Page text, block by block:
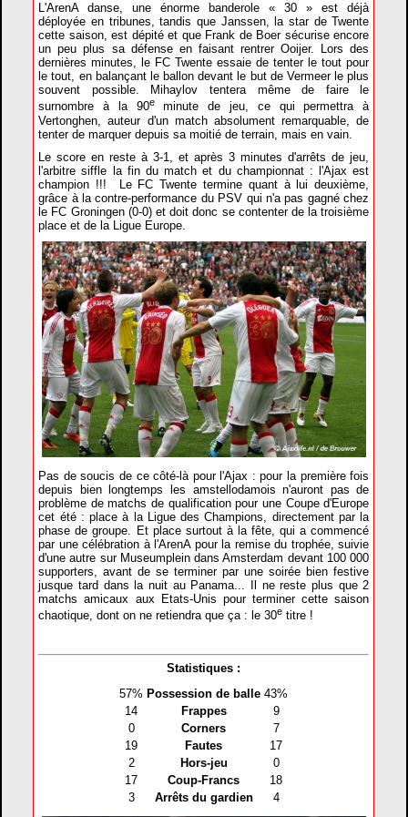
L'ArenA danse, une énorme banderole « 30 » est déjà
déployée en tribunes, tandis que Janssen, la star de Twente
cette saison, est dépité et que Frank de Boer sécurise encore
un peu plus sa défense en faisant rentrer Ooijer. Lors des
dernières minutes, le FC Twente essaie de tenter le tout pour
le tout, en balançant le ballon devant le but de Vermeer le plus
souvent possible. Mihaylov tentera même de faire le
surnombre à la 90eminute de jeu, ce qui permettra à
Vertonghen, auteur d'un match absolument remarquable, de
tenter de marquer depuis sa moitié de terrain, mais en vain.
Le score en reste à 3-1, et après 3 minutes d'arrêts de jeu,
l'arbitre siffle la fin du match et du championnat : l'Ajax est
champion !!! Le FC Twente termine quant à lui deuxième,
grâce à la contre-performance du PSV qui n'a pas gagné chez
le FC Groningen (0-0) et doit donc se contenter de la troisième
place et de la Ligue Europe.
Pas de soucis de ce côté-là pour l'Ajax : pour la première fois
depuis bien longtemps les amstellodamois n'auront pas de
problème de matchs de qualification pour une Coupe d'Europe
cet été : place à la Ligue des Champions, directement par la
phase de groupe. Et place surtout à la fête, qui a commencé
par une célébration à l'ArenA pour la remise du trophée, suivie
d'une autre sur Museumplein dans Amsterdam devant 100 000
supporters, avant de se terminer par une soirée bien festive
jusque tard dans la nuit au Panama... Il ne reste plus que 2
matchs amicaux aux Etats-Unis pour terminer cette saison
chaotique, dont on ne retiendra que ça : le 30e titre !
Statistiques :
57% Possession de balle 43%
14
Frappes
9
0
Corners
7
19
Fautes
17
2
Hors-jeu
0
17
Coup-Francs
18
3
Arrêts du gardien 4